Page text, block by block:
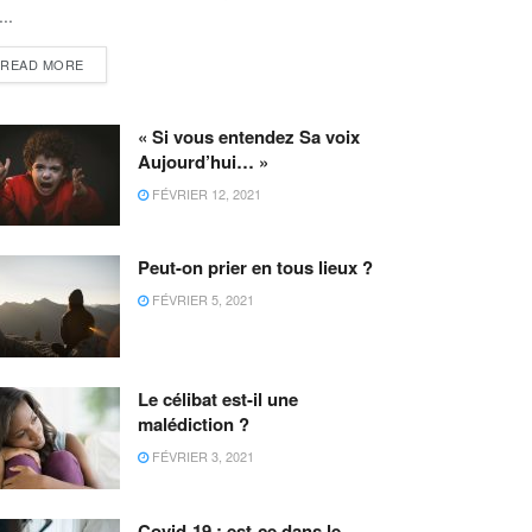
READ MORE
« Si vous entendez Sa voix
Aujourd’hui… »
FÉVRIER 12, 2021
Peut-on prier en tous lieux ?
FÉVRIER 5, 2021
Le célibat est-il une
malédiction ?
FÉVRIER 3, 2021